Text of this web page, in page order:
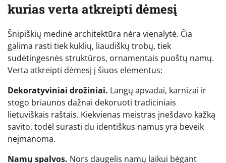
kurias verta atkreipti dėmesį
Šnipiškių medinė architektūra nėra vienalytė. Čia
galima rasti tiek kuklių, liaudiškų trobų, tiek
sudėtingesnės struktūros, ornamentais puoštų namų.
Verta atkreipti dėmesį į šiuos elementus:
Dekoratyviniai drožiniai. Langų apvadai, karnizai ir
stogo briaunos dažnai dekoruoti tradiciniais
lietuviškais raštais. Kiekvienas meistras įnešdavo kažką
savito, todėl surasti du identiškus namus yra beveik
neįmanoma.
Namų spalvos. Nors daugelis namų laikui bėgant